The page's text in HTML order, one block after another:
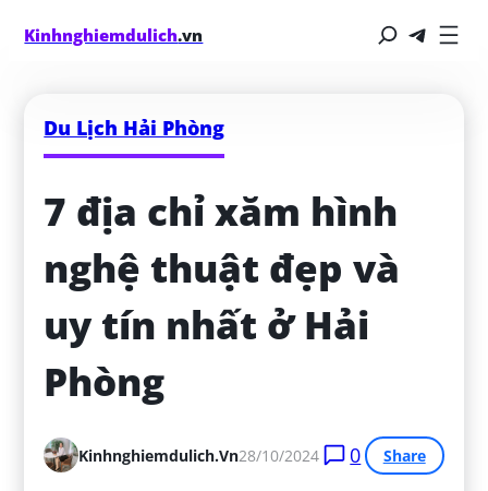
Kinhnghiemdulich.vn
Du Lịch Hải Phòng
7 địa chỉ xăm hình
nghệ thuật đẹp và
uy tín nhất ở Hải
Phòng
Kinhnghiemdulich.vn28/10/2024 0 Share